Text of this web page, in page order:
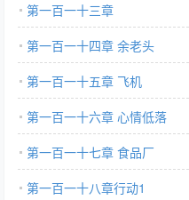
第一百一十三章
第一百一十四章 余老头
第一百一十五章 飞机
第一百一十六章 心情低落
第一百一十七章 食品厂
第一百一十八章行动1